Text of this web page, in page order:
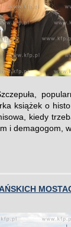
książek o
kiedy
i demagogom,